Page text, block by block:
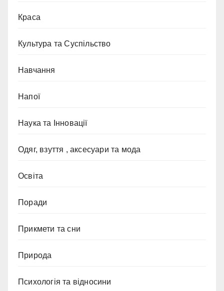
Краса
Культура та Суспільство
Навчання
Напої
Наука та Інновації
Одяг, взуття , аксесуари та мода
Освіта
Поради
Прикмети та сни
Природа
Психологія та відносини